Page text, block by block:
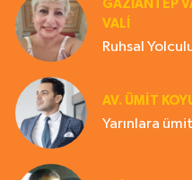
GAZIANTEP
VALİ
Ruhsal
AV. ÜMIT
Yarınlara